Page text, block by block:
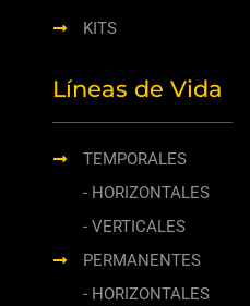
KITS
Líneas de Vida
TEMPORALES
- HORIZONTALES
- VERTICALES
PERMANENTES
- HORIZONTALES